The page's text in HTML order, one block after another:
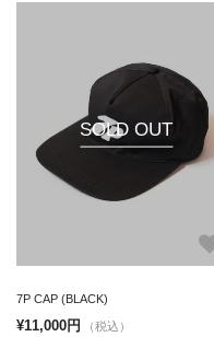
SOLD OUT
7P CAP (BLACK)
¥11,000円 （税込）